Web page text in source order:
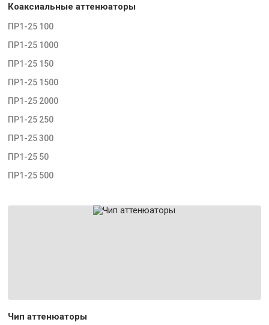
Коаксиальные аттенюаторы
ПР1-25 100
ПР1-25 1000
ПР1-25 150
ПР1-25 1500
ПР1-25 2000
ПР1-25 250
ПР1-25 300
ПР1-25 50
ПР1-25 500
Чип аттенюаторы